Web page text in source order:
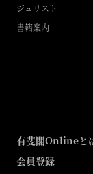
ジュリスト
書籍案内
有斐閣Onlineと
会員登録